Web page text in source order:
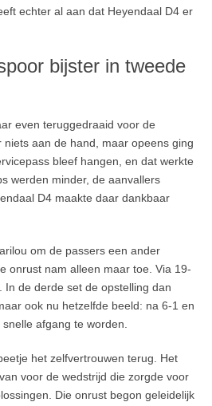
echter al aan dat Heyendaal D4 er
bijster in tweede
even teruggedraaid voor de
niets aan de hand, maar opeens ging
bleef hangen, en dat werkte
werden minder, de aanvallers
D4 maakte daar dankbaar
om de passers een ander
onrust nam alleen maar toe. Via 19-
In de derde set de opstelling dan
ook nu hetzelfde beeld: na 6-1 en
afgang te worden.
het zelfvertrouwen terug. Het
voor de wedstrijd die zorgde voor
Die onrust begon geleidelijk